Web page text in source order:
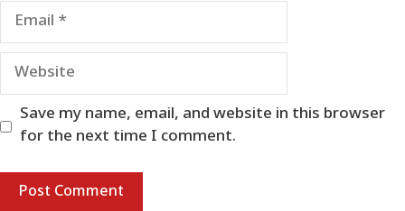
Email
Website
Save my name, email, and website in this browser
for the next time I comment.